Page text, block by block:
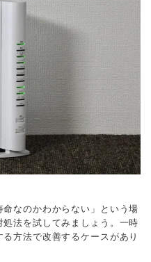
命なのかわからない」という場
法を試してみましょう。一時
方法で改善するケースがあり